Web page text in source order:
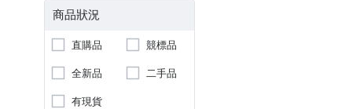
商品狀況
直購品
競標品
全新品
二手品
有現貨